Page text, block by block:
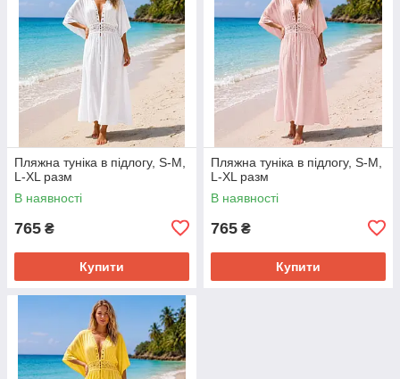
Пляжна туніка в підлогу, S-M,
L-XL разм
В наявності
765 ₴
Купити
Пляжна туніка в підлогу, S-M,
L-XL разм
В наявності
765 ₴
Купити